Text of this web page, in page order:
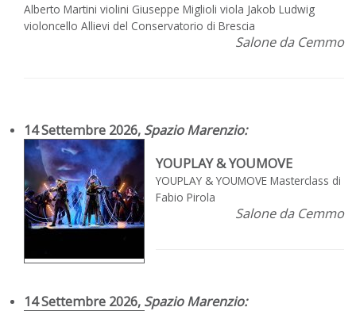
Alberto Martini violini Giuseppe Miglioli viola Jakob Ludwig
violoncello Allievi del Conservatorio di Brescia
Salone da Cemmo
14 Settembre 2026, Spazio Marenzio:
YOUPLAY & YOUMOVE
YOUPLAY & YOUMOVE Masterclass di
Fabio Pirola
Salone da Cemmo
14 Settembre 2026, Spazio Marenzio: